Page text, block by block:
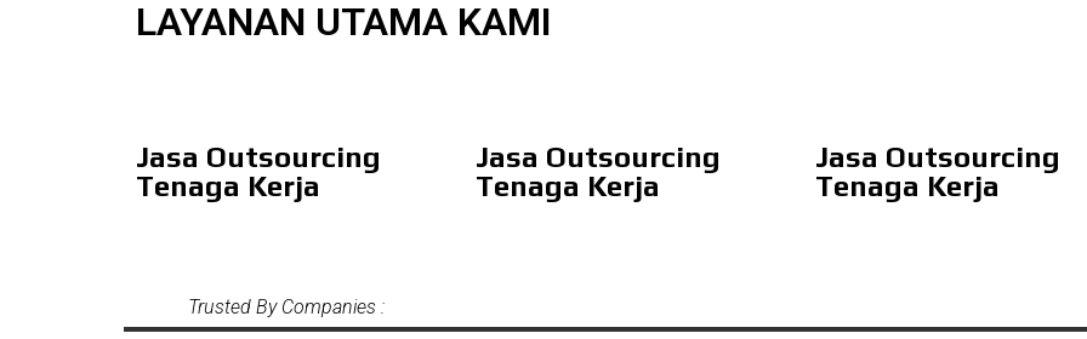
LAYANAN UTAMA KAMI
Jasa Outsourcing
Tenaga Kerja
Jasa Outsourcing
Tenaga Kerja
Jasa Outsourcing
Tenaga Kerja
Trusted By Companies :